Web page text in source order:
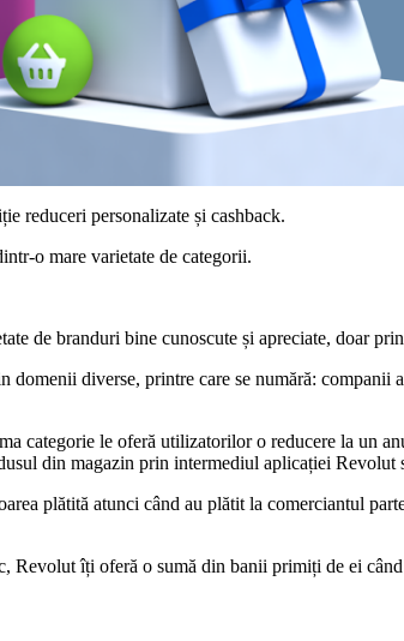
reduceri personalizate și cashback.
o mare varietate de categorii.
de branduri bine cunoscute și apreciate, doar
diverse, printre care se numără: companii
categorie le oferă utilizatorilor o reducere la un
din magazin prin intermediul aplicației Revolut
plătită atunci când au plătit la comerciantul
Revolut îți oferă o sumă din banii primiți de ei